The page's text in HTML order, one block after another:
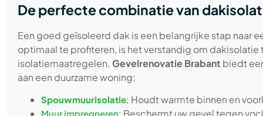
De perfecte combinatie van
Een goed geïsoleerd dak is een belangrijke stap naar
optimaal te profiteren, is het verstandig om
isolatiemaatregelen. Gevelrenovatie Brabant biedt
aan een duurzame woning:
Spouwmuurisolatie: Houdt warmte binnen en
Muur impregneren: Beschermt uw gevel tegen